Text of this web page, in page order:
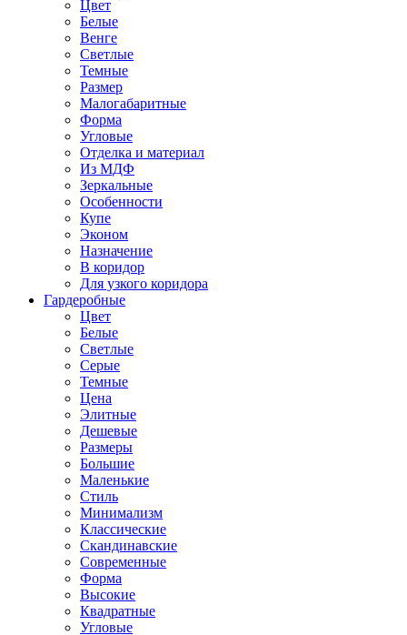
Цвет
Белые
Венге
Светлые
Темные
Размер
Малогабаритные
Форма
Угловые
Отделка и материал
Из МДФ
Зеркальные
Особенности
Купе
Эконом
Назначение
В коридор
Для узкого коридора
Гардеробные
Цвет
Белые
Светлые
Серые
Темные
Цена
Элитные
Дешевые
Размеры
Большие
Маленькие
Стиль
Минимализм
Классические
Скандинавские
Современные
Форма
Высокие
Квадратные
Угловые